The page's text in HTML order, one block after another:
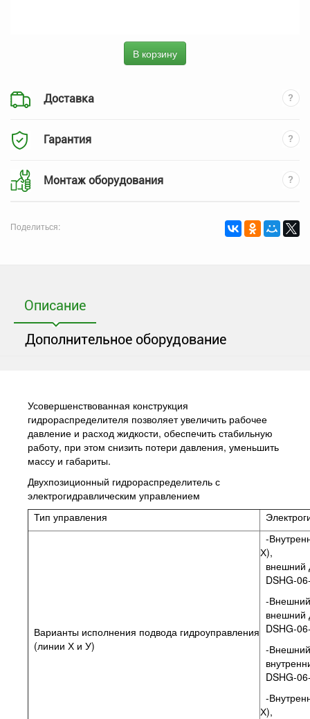
В корзину
Доставка
Гарантия
Монтаж оборудования
Поделиться:
Описание
Дополнительное оборудование
Усовершенствованная конструкция
гидрораспределителя позволяет увеличить рабочее
давление и расход жидкости, обеспечить стабильную
работу, при этом снизить потери давления, уменьшить
массу и габариты.
Двухпозиционный гидрораспределитель с
электрогидравлическим управлением
Тип управления
Варианты исполнения подвода гидроуправления
(линии Х и У)
-
Х),
внешний
DSHG-
-
внешний
DSHG-
-
DSHG-
-
Х),